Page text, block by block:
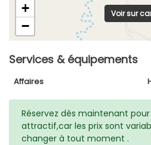
+
−
Voir sur
Services & équipements
Affaires
Réservez dès maintenant
attractif,car les prix sont
changer à tout moment .